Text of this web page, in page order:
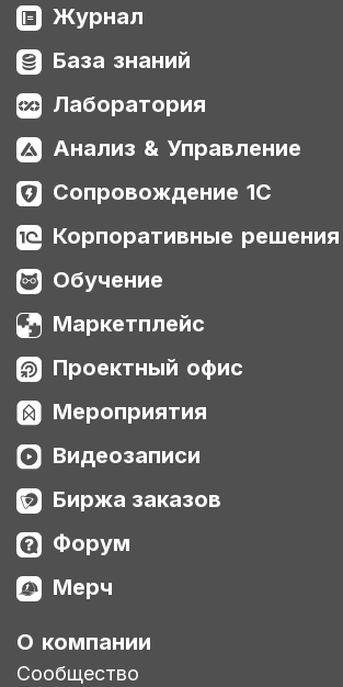
Журнал
База знаний
Лаборатория
Анализ & Управление
Сопровождение 1С
Корпоративные решения
Обучение
Маркетплейс
Проектный офис
Мероприятия
Видеозаписи
Биржа заказов
Форум
Мерч
О компании
Сообщество